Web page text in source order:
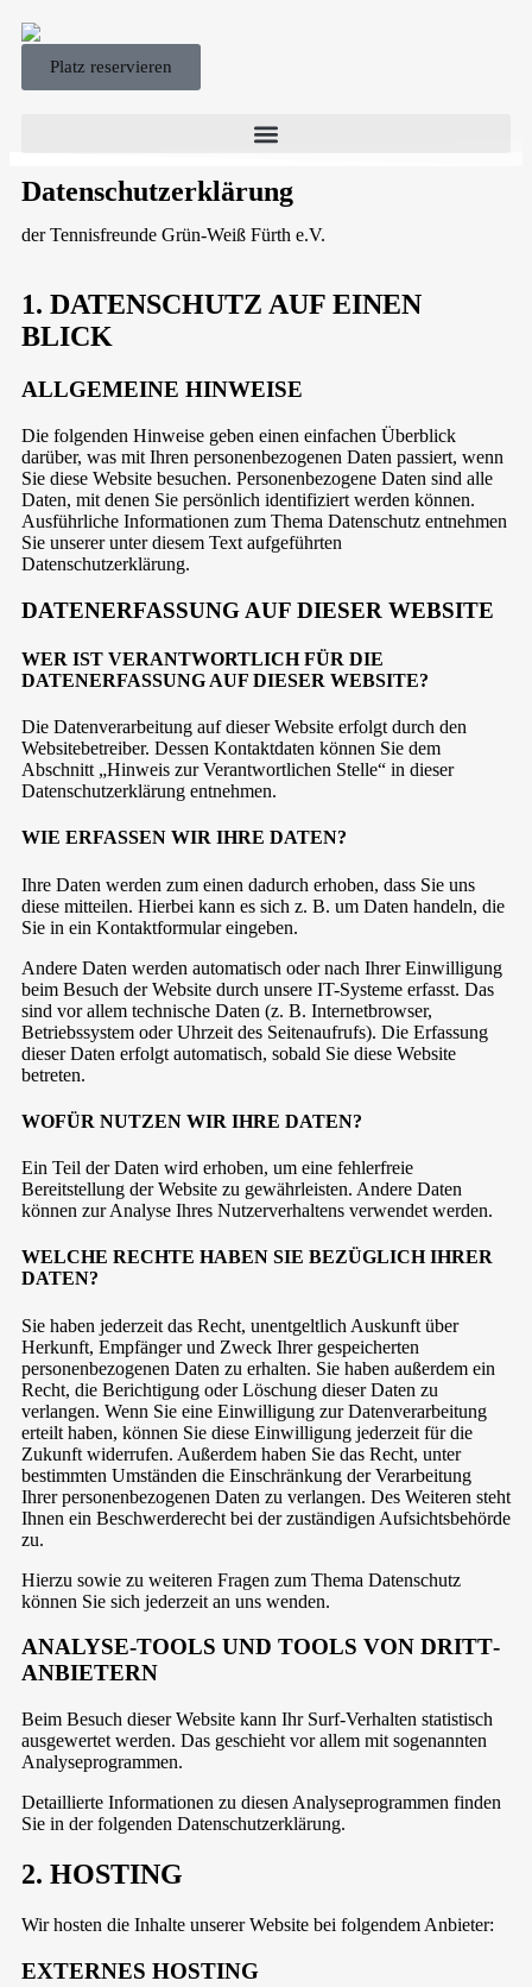
Platz reservieren
Datenschutzerklärung
der Tennisfreunde Grün-Weiß Fürth e.V.
1. DATENSCHUTZ AUF EINEN
BLICK
ALLGEMEINE HINWEISE
Die folgenden Hinweise geben einen einfachen Überblick
darüber, was mit Ihren personenbezogenen Daten passiert, wenn
Sie diese Website besuchen. Personenbezogene Daten sind alle
Daten, mit denen Sie persönlich identifiziert werden können.
Ausführliche Informationen zum Thema Datenschutz entnehmen
Sie unserer unter diesem Text aufgeführten
Datenschutzerklärung.
DATENERFASSUNG AUF DIESER WEBSITE
WER IST VERANTWORTLICH FÜR DIE
DATENERFASSUNG AUF DIESER WEBSITE?
Die Datenverarbeitung auf dieser Website erfolgt durch den
Websitebetreiber. Dessen Kontaktdaten können Sie dem
Abschnitt „Hinweis zur Verantwortlichen Stelle“ in dieser
Datenschutzerklärung entnehmen.
WIE ERFASSEN WIR IHRE DATEN?
Ihre Daten werden zum einen dadurch erhoben, dass Sie uns
diese mitteilen. Hierbei kann es sich z. B. um Daten handeln, die
Sie in ein Kontaktformular eingeben.
Andere Daten werden automatisch oder nach Ihrer Einwilligung
beim Besuch der Website durch unsere IT-Systeme erfasst. Das
sind vor allem technische Daten (z. B. Internetbrowser,
Betriebssystem oder Uhrzeit des Seitenaufrufs). Die Erfassung
dieser Daten erfolgt automatisch, sobald Sie diese Website
betreten.
WOFÜR NUTZEN WIR IHRE DATEN?
Ein Teil der Daten wird erhoben, um eine fehlerfreie
Bereitstellung der Website zu gewährleisten. Andere Daten
können zur Analyse Ihres Nutzerverhaltens verwendet werden.
WELCHE RECHTE HABEN SIE BEZÜGLICH IHRER
DATEN?
Sie haben jederzeit das Recht, unentgeltlich Auskunft über
Herkunft, Empfänger und Zweck Ihrer gespeicherten
personenbezogenen Daten zu erhalten. Sie haben außerdem ein
Recht, die Berichtigung oder Löschung dieser Daten zu
verlangen. Wenn Sie eine Einwilligung zur Datenverarbeitung
erteilt haben, können Sie diese Einwilligung jederzeit für die
Zukunft widerrufen. Außerdem haben Sie das Recht, unter
bestimmten Umständen die Einschränkung der Verarbeitung
Ihrer personenbezogenen Daten zu verlangen. Des Weiteren steht
Ihnen ein Beschwerderecht bei der zuständigen Aufsichtsbehörde
zu.
Hierzu sowie zu weiteren Fragen zum Thema Datenschutz
können Sie sich jederzeit an uns wenden.
ANALYSE-TOOLS UND TOOLS VON DRITT­
ANBIETERN
Beim Besuch dieser Website kann Ihr Surf-Verhalten statistisch
ausgewertet werden. Das geschieht vor allem mit sogenannten
Analyseprogrammen.
Detaillierte Informationen zu diesen Analyseprogrammen finden
Sie in der folgenden Datenschutzerklärung.
2. HOSTING
Wir hosten die Inhalte unserer Website bei folgendem Anbieter:
EXTERNES HOSTING